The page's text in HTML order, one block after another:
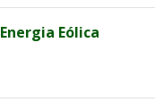
Energia Eólica